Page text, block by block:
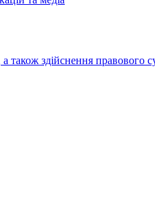
також здійснення правового